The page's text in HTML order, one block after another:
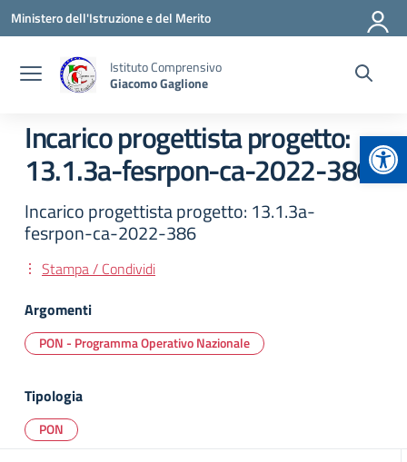
Vai ai contenuti
Vai al menu di navigazione
Vai al footer
Ministero dell'Istruzione e del Merito
Istituto Comprensivo
Giacomo Gaglione
Incarico progettista progetto:
13.1.3a-fesrpon-ca-2022-386
Incarico progettista progetto: 13.1.3a-
fesrpon-ca-2022-386
Stampa / Condividi
Argomenti
PON - Programma Operativo Nazionale
Tipologia
PON